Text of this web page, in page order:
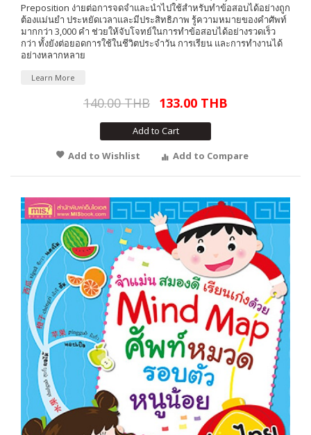
Preposition ง่ายต่อการจดจำและนำไปใช้สำหรับทำข้อสอบได้อย่างถูก
ต้องแม่นยำ ประหยัดเวลาและมีประสิทธิภาพ รู้ความหมายของคำศัพท์
มากกว่า 3,000 คำ ช่วยให้จับโจทย์ในการทำข้อสอบได้อย่างรวดเร็ว
กว่า ทั้งยังต่อยอดการใช้ในชีวิตประจำวัน การเรียน และการทำงานได้
อย่างหลากหลาย
Learn More
140.00 THB 133.00 THB
Add to Cart
Add to Wishlist
Add to Compare